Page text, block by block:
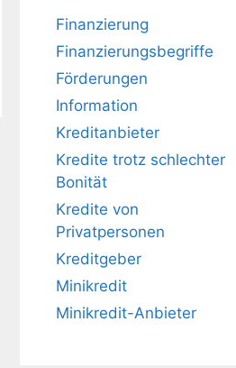
Finanzierung
Finanzierungsbegriffe
Förderungen
Information
Kreditanbieter
Kredite trotz schlechter
Bonität
Kredite von
Privatpersonen
Kreditgeber
Minikredit
Minikredit-Anbieter